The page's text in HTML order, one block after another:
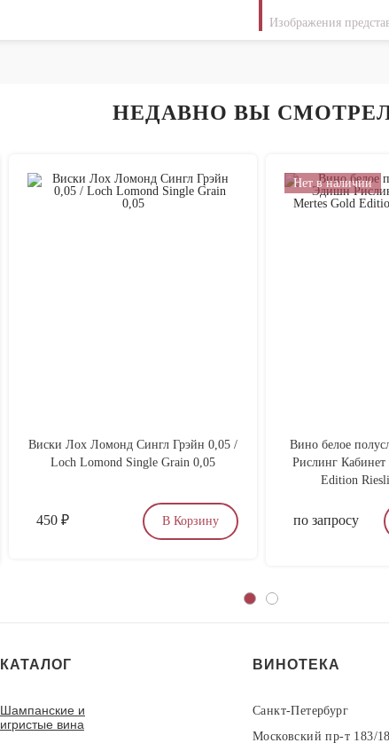
Изображения
НЕДАВНО ВЫ
Виски Лох Ломонд Сингл Грэйн 0,05 /
Loch Lomond Single Grain 0,05
450 ₽ В Корзину
Нет в наличии
Вино белое
Рислинг Кабинет
Edition
по запросу
КАТАЛОГ
Шампанские и
игристые вина
ВИНОТЕКА
Санкт-Петербург
Московский пр-т 183/